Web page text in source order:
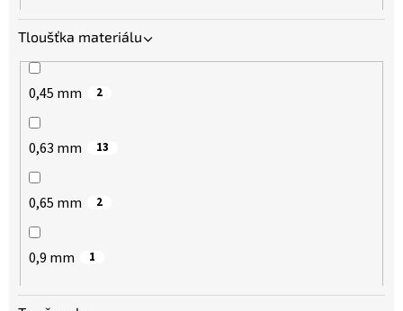
Tloušťka materiálu
0,45 mm 2
0,63 mm 13
0,65 mm 2
0,9 mm 1